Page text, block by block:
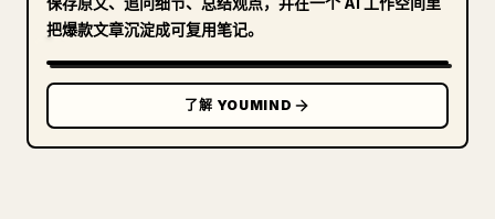
把爆款文章沉淀成可复用笔记。
了解 YOUMIND